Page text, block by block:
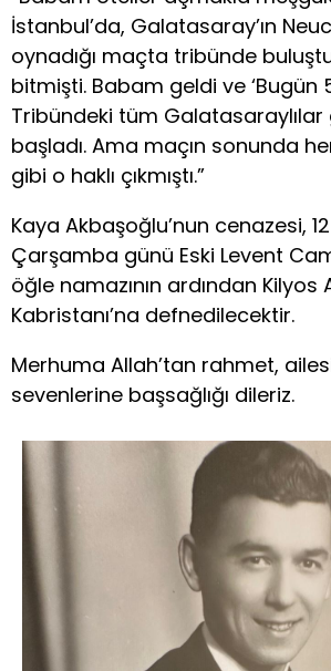
İstanbul’da, Galatasaray’ın
oynadığı maçta tribünde
bitmişti. Babam geldi ve ‘Bugün
Tribündeki tüm
başladı. Ama maçın sonunda
gibi o haklı çıkmıştı.”
Kaya Akbaşoğlu’nun cenazesi,
Çarşamba günü Eski Levent
öğle namazının ardından Kilyos
Kabristanı’na defnedilecektir.
Merhuma Allah’tan rahmet,
sevenlerine başsağlığı dileriz.